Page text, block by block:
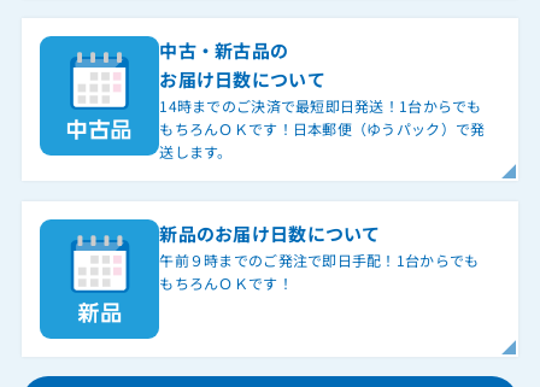
中古・新古品の
お届け日数について
14時までのご決済で最短即日発送！1台からでも
もちろんＯＫです！日本郵便（ゆうパック）で発
送します。
新品のお届け日数について
午前９時までのご発注で即日手配！1台からでも
もちろんＯＫです！